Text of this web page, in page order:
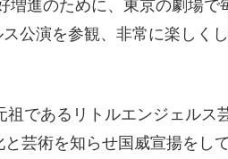
進のために、東京の劇場
公演を参観、非常に楽しく
であるリトルエンジェル
芸術を知らせ国威宣揚を